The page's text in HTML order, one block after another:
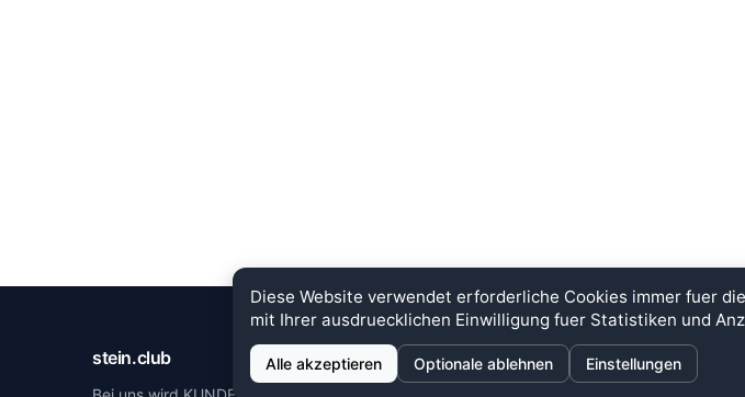
Diese Website verwendet erforderliche Cookies immer fuer
mit Ihrer ausdruecklichen Einwilligung fuer Statistiken und
Alle akzeptieren Optionale ablehnen Einstellungen
stein.club MEHR ÜBER